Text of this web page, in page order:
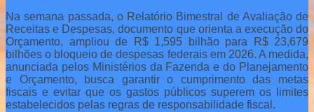
Na semana passada, o Relatório Bimestral de Avaliação de
Receitas e Despesas, documento que orienta a execução do
Orçamento, ampliou de R$ 1,595 bilhão para R$ 23,679
bilhões o bloqueio de despesas federais em 2026. A medida,
anunciada pelos Ministérios da Fazenda e do Planejamento
e Orçamento, busca garantir o cumprimento das metas
fiscais e evitar que os gastos públicos superem os limites
estabelecidos pelas regras de responsabilidade fiscal.